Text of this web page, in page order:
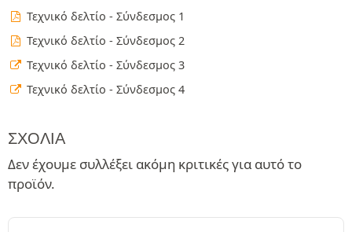
Τεχνικό δελτίο - Σύνδεσμος 1
Τεχνικό δελτίο - Σύνδεσμος 2
Τεχνικό δελτίο - Σύνδεσμος 3
Τεχνικό δελτίο - Σύνδεσμος 4
ΣΧΌΛΙΑ
Δεν έχουμε συλλέξει ακόμη κριτικές για αυτό το
προϊόν.